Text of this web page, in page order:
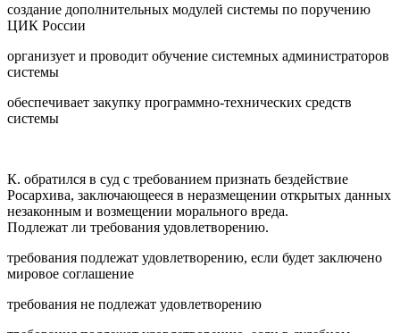
создание дополнительных модулей системы по поручению
ЦИК России
организует и проводит обучение системных администраторов
системы
обеспечивает закупку программно-технических средств
системы
К. обратился в суд с требованием признать бездействие
Росархива, заключающееся в неразмещении открытых данных
незаконным и возмещении морального вреда.
Подлежат ли требования удовлетворению.
требования подлежат удовлетворению, если будет заключено
мировое соглашение
требования не подлежат удовлетворению